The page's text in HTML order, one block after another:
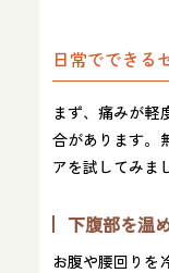
日常でできる
まず、痛みが軽
合があります。
アを試してみま
下腹部を温
お腹や腰回りを